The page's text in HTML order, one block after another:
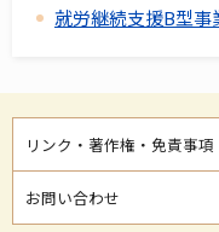
就労継続支援B型事
リンク・著作権・免責事項
お問い合わせ